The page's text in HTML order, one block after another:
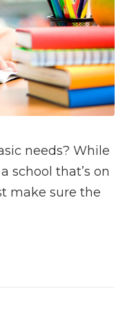
needs? While
school that’s on
make sure the